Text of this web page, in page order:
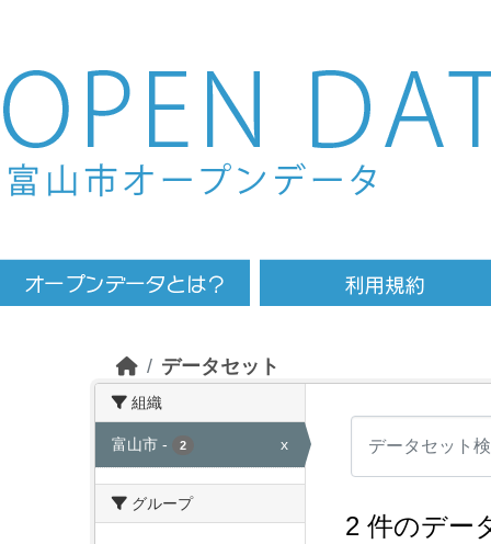
Skip to main content
データセット
組織
富山市 - 2 x
グループ
2 件のデー